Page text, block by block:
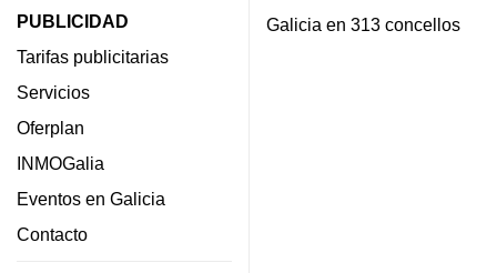
PUBLICIDAD
Tarifas publicitarias
Servicios
Oferplan
INMOGalia
Eventos en Galicia
Contacto
Galicia en 313 concellos